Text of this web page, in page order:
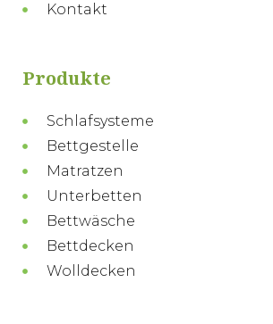
Kontakt
Produkte
Schlafsysteme
Bettgestelle
Matratzen
Unterbetten
Bettwäsche
Bettdecken
Wolldecken